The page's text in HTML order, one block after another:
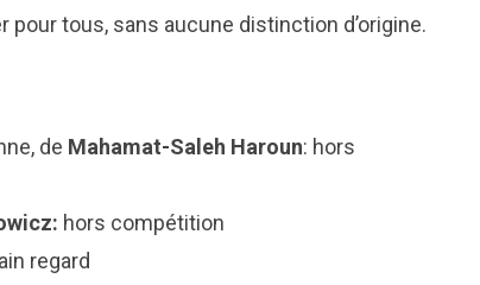
pour tous, sans aucune distinction d’origine.
de Mahamat-Saleh Haroun: hors
hors compétition
regard